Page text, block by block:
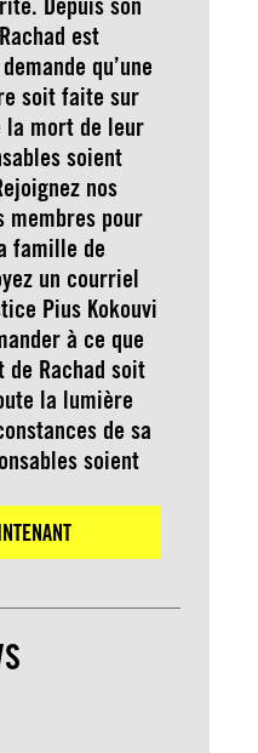
est
qu’une
soit faite sur
la mort de leur
soient
nos
membres pour
famille de
un courriel
Pius Kokouvi
à ce que
de Rachad soit
la lumière
de sa
soient